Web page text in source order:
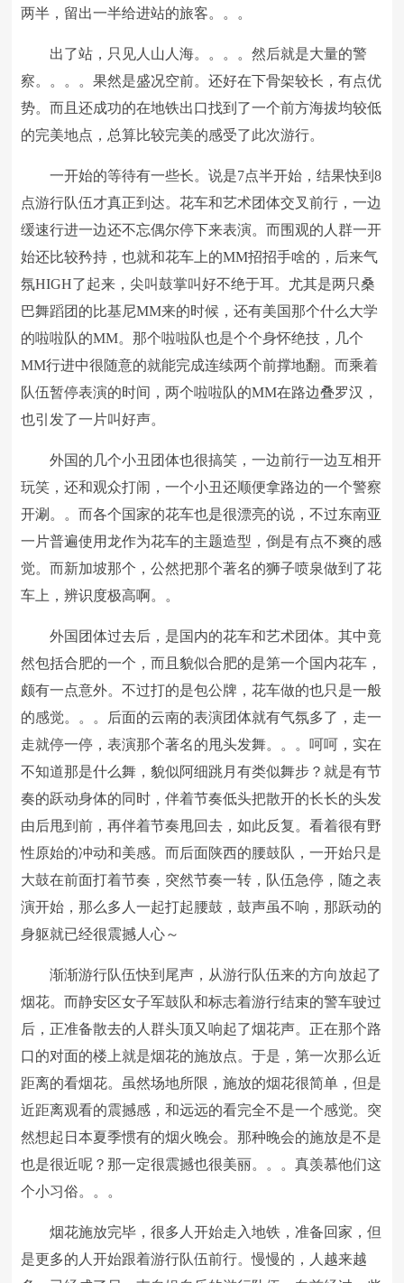
两半，留出一半给进站的旅客。。。
出了站，只见人山人海。。。。然后就是大量的警
察。。。。果然是盛况空前。还好在下骨架较长，有点优
势。而且还成功的在地铁出口找到了一个前方海拔均较低
的完美地点，总算比较完美的感受了此次游行。
一开始的等待有一些长。说是7点半开始，结果快到8
点游行队伍才真正到达。花车和艺术团体交叉前行，一边
缓速行进一边还不忘偶尔停下来表演。而围观的人群一开
始还比较矜持，也就和花车上的MM招招手啥的，后来气
氛HIGH了起来，尖叫鼓掌叫好不绝于耳。尤其是两只桑
巴舞蹈团的比基尼MM来的时候，还有美国那个什么大学
的啦啦队的MM。那个啦啦队也是个个身怀绝技，几个
MM行进中很随意的就能完成连续两个前撑地翻。而乘着
队伍暂停表演的时间，两个啦啦队的MM在路边叠罗汉，
也引发了一片叫好声。
外国的几个小丑团体也很搞笑，一边前行一边互相开
玩笑，还和观众打闹，一个小丑还顺便拿路边的一个警察
开涮。。而各个国家的花车也是很漂亮的说，不过东南亚
一片普遍使用龙作为花车的主题造型，倒是有点不爽的感
觉。而新加坡那个，公然把那个著名的狮子喷泉做到了花
车上，辨识度极高啊。。
外国团体过去后，是国内的花车和艺术团体。其中竟
然包括合肥的一个，而且貌似合肥的是第一个国内花车，
颇有一点意外。不过打的是包公牌，花车做的也只是一般
的感觉。。。后面的云南的表演团体就有气氛多了，走一
走就停一停，表演那个著名的甩头发舞。。。呵呵，实在
不知道那是什么舞，貌似阿细跳月有类似舞步？就是有节
奏的跃动身体的同时，伴着节奏低头把散开的长长的头发
由后甩到前，再伴着节奏甩回去，如此反复。看着很有野
性原始的冲动和美感。而后面陕西的腰鼓队，一开始只是
大鼓在前面打着节奏，突然节奏一转，队伍急停，随之表
演开始，那么多人一起打起腰鼓，鼓声虽不响，那跃动的
身躯就已经很震撼人心～
渐渐游行队伍快到尾声，从游行队伍来的方向放起了
烟花。而静安区女子军鼓队和标志着游行结束的警车驶过
后，正准备散去的人群头顶又响起了烟花声。正在那个路
口的对面的楼上就是烟花的施放点。于是，第一次那么近
距离的看烟花。虽然场地所限，施放的烟花很简单，但是
近距离观看的震撼感，和远远的看完全不是一个感觉。突
然想起日本夏季惯有的烟火晚会。那种晚会的施放是不是
也是很近呢？那一定很震撼也很美丽。。。真羡慕他们这
个小习俗。。。
烟花施放完毕，很多人开始走入地铁，准备回家，但
是更多的人开始跟着游行队伍前行。慢慢的，人越来越